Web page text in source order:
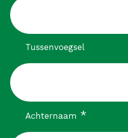
Tussenvoegsel
Achternaam *verplicht